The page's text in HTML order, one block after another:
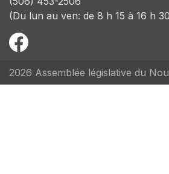
(Du lun au ven: de 8 h 15 à 16 h
2026 Assemblée législative du